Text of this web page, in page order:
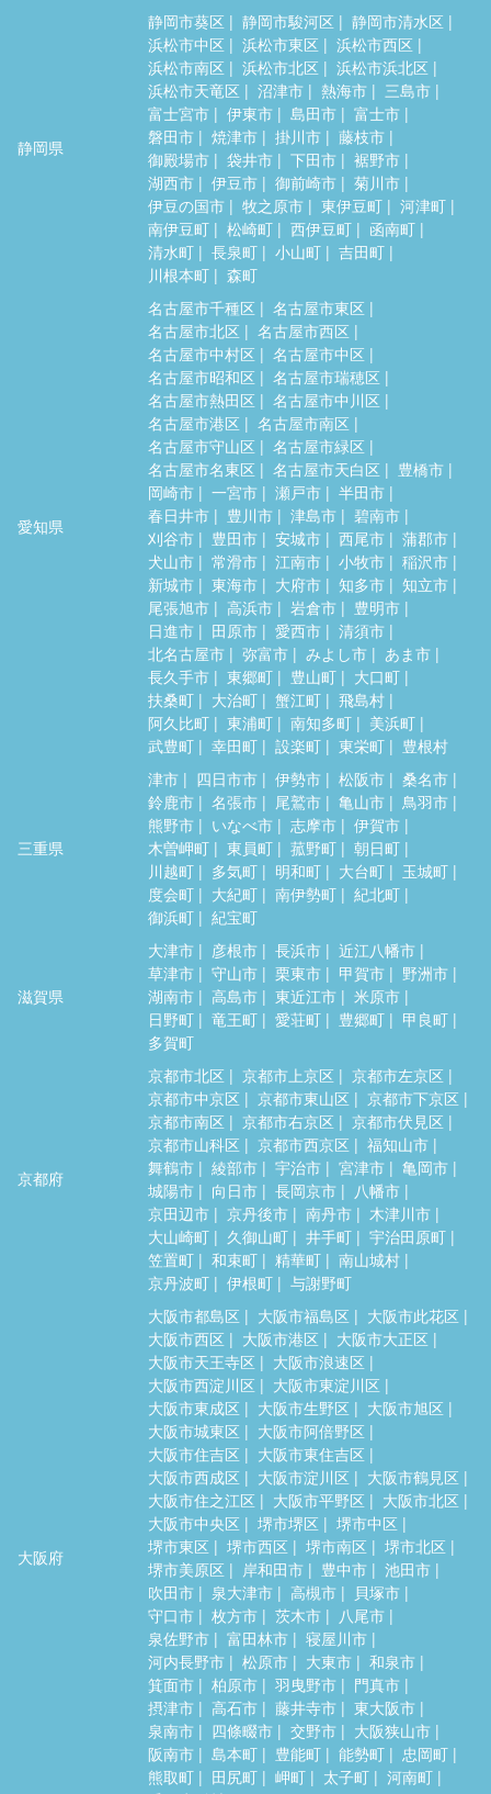
静岡県
静岡市葵区 静岡市駿河区
静岡市清水区
浜松市中区
浜松市東区
浜松市西区
浜松市南区
浜松市北区
浜松市浜北区
浜松市天竜区
沼津市 熱海市
三島市
富士宮市
伊東市 島田市
富士市
磐田市
焼津市 掛川市
藤枝市
御殿場市
袋井市 下田市
裾野市
湖西市
伊豆市 御前崎市
菊川市
伊豆の国市
牧之原市 東伊豆町
河津町
南伊豆町
松崎町 西伊豆町
函南町
清水町
長泉町 小山町
吉田町
川根本町
森町
愛知県
名古屋市千種区
名古屋市東区
名古屋市北区
名古屋市西区
名古屋市中村区
名古屋市中区
名古屋市昭和区
名古屋市瑞穂区
名古屋市熱田区
名古屋市中川区
名古屋市港区
名古屋市南区
名古屋市守山区
名古屋市緑区
名古屋市名東区
名古屋市天白区
豊橋市
岡崎市
一宮市 瀬戸市
半田市
春日井市
豊川市 津島市
碧南市
刈谷市
豊田市 安城市 西尾市
蒲郡市
犬山市
常滑市 江南市 小牧市
稲沢市
新城市
東海市 大府市 知多市
知立市
尾張旭市
高浜市 岩倉市
豊明市
日進市
田原市 愛西市
清須市
北名古屋市
弥富市 みよし市
あま市
長久手市
東郷町 豊山町
大口町
扶桑町
大治町 蟹江町
飛島村
阿久比町
東浦町 南知多町
美浜町
武豊町
幸田町 設楽町 東栄町 豊根村
三重県
津市 四日市市 伊勢市 松阪市
桑名市
鈴鹿市
名張市 尾鷲市 亀山市
鳥羽市
熊野市
いなべ市 志摩市
伊賀市
木曽岬町
東員町 菰野町
朝日町
川越町
多気町 明和町 大台町
玉城町
度会町
大紀町 南伊勢町
紀北町
御浜町
紀宝町
滋賀県
大津市 彦根市 長浜市
近江八幡市
草津市
守山市 栗東市 甲賀市
野洲市
湖南市
高島市 東近江市
米原市
日野町
竜王町 愛荘町 豊郷町
甲良町
多賀町
京都府
京都市北区 京都市上京区
京都市左京区
京都市中京区
京都市東山区
京都市下京区
京都市南区
京都市右京区
京都市伏見区
京都市山科区
京都市西京区
福知山市
舞鶴市
綾部市 宇治市 宮津市
亀岡市
城陽市
向日市 長岡京市
八幡市
京田辺市
京丹後市 南丹市
木津川市
大山崎町
久御山町 井手町
宇治田原町
笠置町
和束町 精華町
南山城村
京丹波町
伊根町 与謝野町
大阪府
大阪市都島区 大阪市福島区
大阪市此花区
大阪市西区
大阪市港区
大阪市大正区
大阪市天王寺区
大阪市浪速区
大阪市西淀川区
大阪市東淀川区
大阪市東成区
大阪市生野区
大阪市旭区
大阪市城東区
大阪市阿倍野区
大阪市住吉区
大阪市東住吉区
大阪市西成区
大阪市淀川区
大阪市鶴見区
大阪市住之江区
大阪市平野区
大阪市北区
大阪市中央区
堺市堺区
堺市中区
堺市東区
堺市西区 堺市南区
堺市北区
堺市美原区
岸和田市 豊中市
池田市
吹田市
泉大津市 高槻市
貝塚市
守口市
枚方市 茨木市
八尾市
泉佐野市
富田林市
寝屋川市
河内長野市
松原市 大東市
和泉市
箕面市
柏原市 羽曳野市
門真市
摂津市
高石市 藤井寺市
東大阪市
泉南市
四條畷市 交野市
大阪狭山市
阪南市
島本町 豊能町 能勢町
忠岡町
熊取町
田尻町 岬町 太子町
河南町